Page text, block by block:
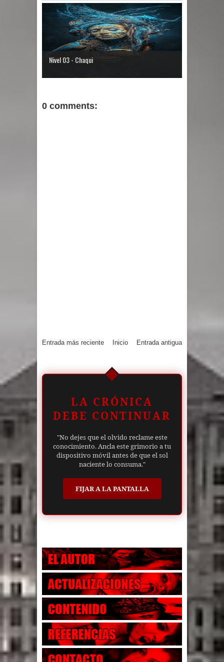
Nivel 03 - Chaqui
0 comments:
Entrada más reciente Entrada antigua
Inicio
LA CRÓNICA
DEBE CONTINUAR
"No dejes que el olvido reclame este
conocimiento. Ancla este grimorio a tu
dispositivo móvil antes de que el sol
naciente lo consuma."
FIJAR A LA PANTALLA